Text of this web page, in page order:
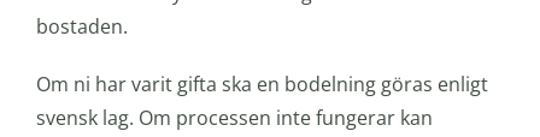
bostaden.
Om ni har varit gifta ska en bodelning göras enligt
svensk lag. Om processen inte fungerar kan